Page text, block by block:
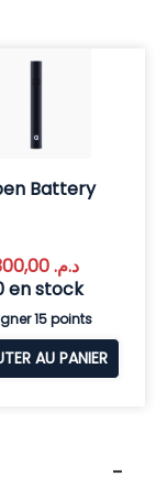
Battery
د.م.
en stock
15 points
AU PANIER